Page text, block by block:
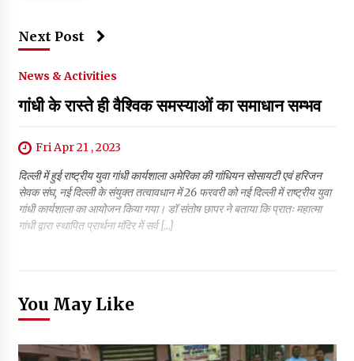
Next Post
News & Activities
गांधी के रास्ते ही वैश्विक समस्याओं का समाधान सम्भव
Fri Apr 21 , 2023
दिल्ली में हुई राष्ट्रीय युवा गांधी कार्यशाला अमेरिका की गांधियन सोसायटी एवं हरिजन
सेवक संघ, नई दिल्ली के संयुक्त तत्वावधान में 26 फरवरी को नई दिल्ली में राष्ट्रीय युवा
गांधी कार्यशाला का आयोजन किया गया। डॉ संतोष छापर ने बताया कि प्रातः महात्मा
गांधी द्वारा स्थापित प्रार्थना मंदिर में सर्व […]
You May Like